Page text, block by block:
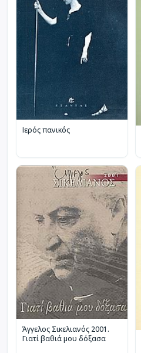
Ιερός πανικός
Άγγελος Σικελιανός 2001.
Γιατί βαθιά μου δόξασα